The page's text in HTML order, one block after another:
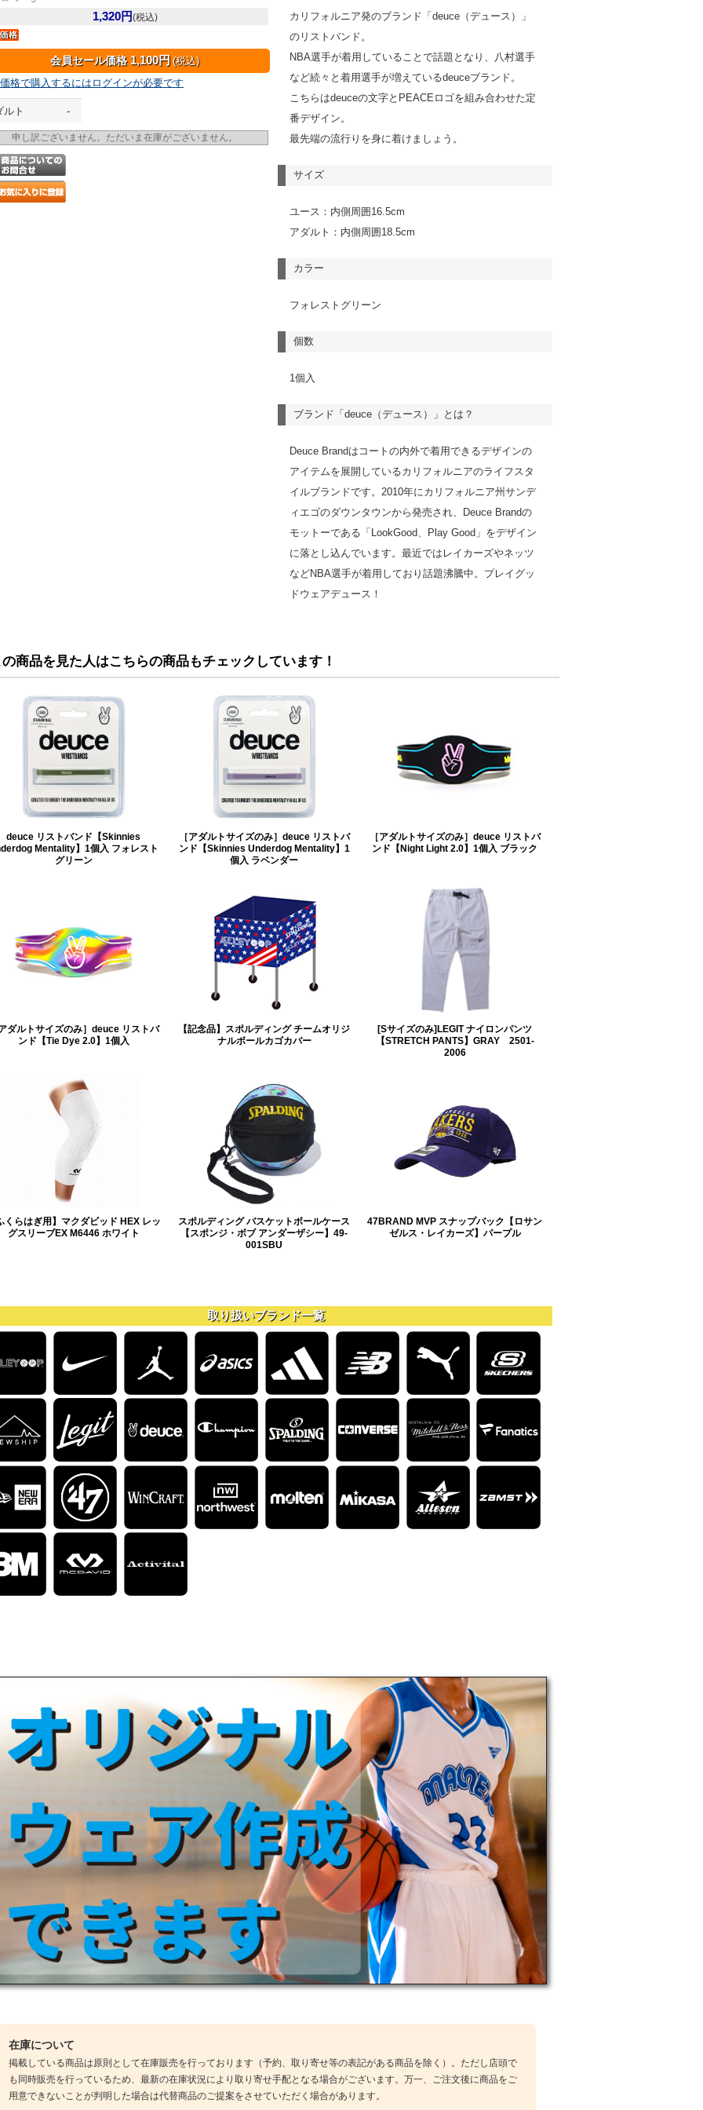
カリフォルニア発のブランド「deuce（デュース）」
のリストバンド。
NBA選手が着用していることで話題となり、八村選手
など続々と着用選手が増えているdeuceブランド。
こちらはdeuceの文字とPEACEロゴを組み合わせた定
番デザイン。
最先端の流行りを身に着けましょう。
サイズ
ユース：内側周囲16.5cm
アダルト：内側周囲18.5cm
カラー
フォレストグリーン
個数
1個入
ブランド「deuce（デュース）」とは？
Deuce Brandはコートの内外で着用できるデザインの
アイテムを展開しているカリフォルニアのライフスタ
イルブランドです。2010年にカリフォルニア州サンデ
ィエゴのダウンタウンから発売され、Deuce Brandの
モットーである「LookGood、Play Good」をデザイン
に落とし込んでいます。最近ではレイカーズやネッツ
などNBA選手が着用しており話題沸騰中。プレイグッ
ドウェアデュース！
1,320円(税込)
会員セール価格 1,100円 (税込)
格で購入するにはログインが必要です
ルト -
申し訳ございません。ただいま在庫がございません。
商品を見た人はこちらの商品もチェックしています！
deuce リストバンド【Skinnies
Mentality】1個入 フォレスト
グリーン
［アダルトサイズのみ］deuce リストバ
ンド【Skinnies Underdog Mentality】1
個入 ラベンダー
［アダルトサイズのみ］deuce リストバ
ンド【Night Light 2.0】1個入 ブラック
ダルトサイズのみ］deuce リストバ
ンド【Tie Dye 2.0】1個入
【記念品】スポルディング チームオリジ
ナルボールカゴカバー
[Sサイズのみ]LEGIT ナイロンパンツ
【STRETCH PANTS】GRAY 2501-
2006
くらはぎ用】マクダビッド HEX レッ
グスリーブEX M6446 ホワイト
スポルディング バスケットボールケース
【スポンジ・ボブ アンダーザシー】49-
001SBU
47BRAND MVP スナップバック【ロサン
ゼルス・レイカーズ】パープル
取り扱いブランド一覧
在庫について
掲載している商品は原則として在庫販売を行っております（予約、取り寄せ等の表記がある商品を除く）。ただし店頭で
も同時販売を行っているため、最新の在庫状況により取り寄せ手配となる場合がございます。万一、ご注文後に商品をご
用意できないことが判明した場合は代替商品のご提案をさせていただく場合があります。